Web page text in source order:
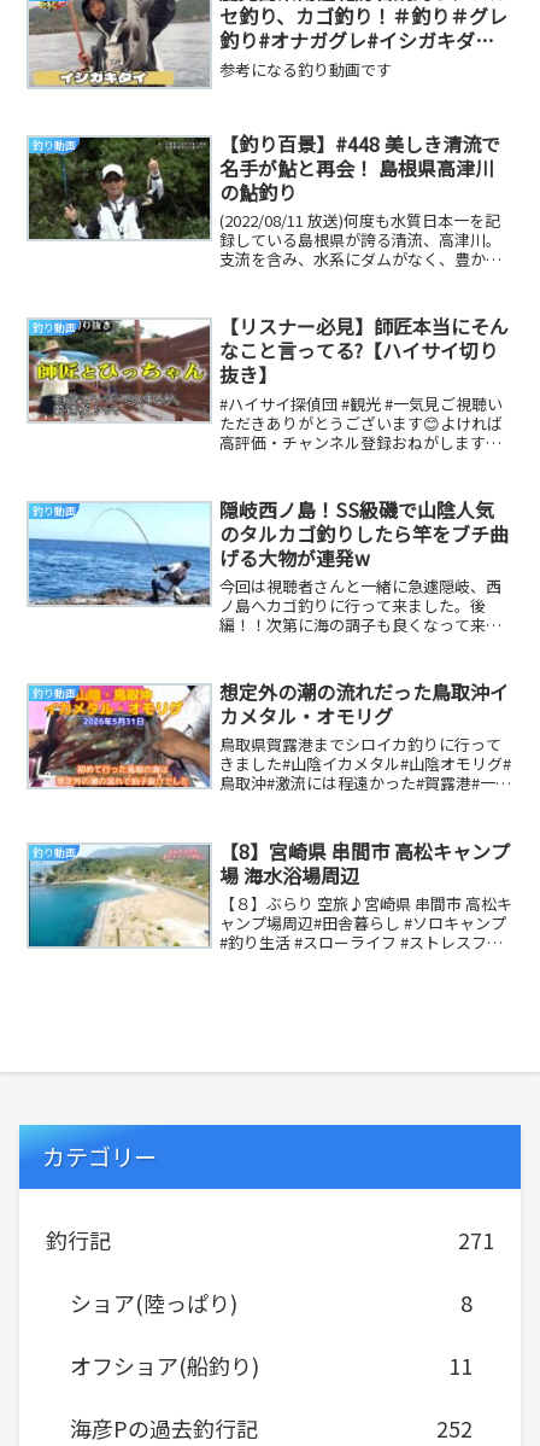
セ釣り、カゴ釣り！＃釣り＃グレ
釣り#オナガグレ#イシガキダイ#
ブリ#ショアジギング＃大物釣り
参考になる釣り動画です
釣り動画
【釣り百景】#448 美しき清流で
名手が鮎と再会！ 島根県高津川
の鮎釣り
(2022/08/11 放送)何度も水質日本一を記
録している島根県が誇る清流、高津川。
支流を含み、水系にダムがなく、豊かな
釣り動画
【リスナー必見】師匠本当にそん
なこと言ってる?【ハイサイ切り
抜き】
#ハイサイ探偵団 #観光 #一気見ご視聴い
ただきありがとうございます😊よければ
高評価・チャンネル登録おねがします😍
釣り動画
隠岐西ノ島！SS級磯で山陰人気
のタルカゴ釣りしたら竿をブチ曲
げる大物が連発w
今回は視聴者さんと一緒に急遽隠岐、西
ノ島へカゴ釣りに行って来ました。後
編！！次第に海の調子も良くなって来て
釣り動画
想定外の潮の流れだった鳥取沖イ
カメタル・オモリグ
鳥取県賀露港までシロイカ釣りに行って
きました#山陰イカメタル#山陰オモリグ#
鳥取沖#激流には程遠かった#賀露港#一発
釣り動画
【8】宮崎県 串間市 高松キャンプ
場 海水浴場周辺
【８】ぶらり 空旅♪宮崎県 串間市 高松キ
ャンプ場周辺#田舎暮らし #ソロキャンプ
#釣り生活 #スローライフ #ストレスフリ
カテゴリー
釣行記
271
ショア(陸っぱり)
8
オフショア(船釣り)
11
海彦Pの過去釣行記
252